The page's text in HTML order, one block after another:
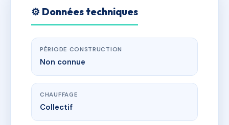
⚙️ Données techniques
PÉRIODE CONSTRUCTION
Non connue
CHAUFFAGE
Collectif